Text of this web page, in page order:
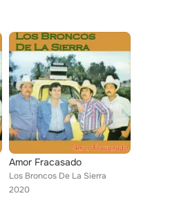
Amor Fracasado
Los Broncos De La Sierra
2020